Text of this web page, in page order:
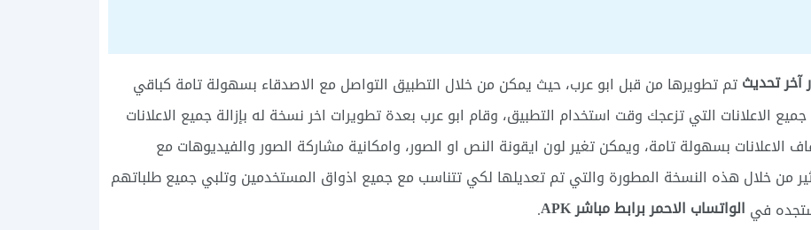
تحديثتم تطويرها من قبل ابو عرب، حيث يمكن من خلال التطبيق التواصل مع الاصدقاء بسهولة تامة كباقي
الاعلانات التي تزعجك وقت استخدام التطبيق، وقام ابو عرب بعدة تطويرات اخر نسخة له بإزالة جميع الاعلانات
بسهولة تامة، ويمكن تغير لون ايقونة النص او الصور، وامكانية مشاركة الصور والفيديوهات مع
من خلال هذه النسخة المطورة والتي تم تعديلها لكي تتناسب مع جميع اذواق المستخدمين وتلبي جميع طلباتهم
في الواتساب الاحمر برابط مباشر APK .